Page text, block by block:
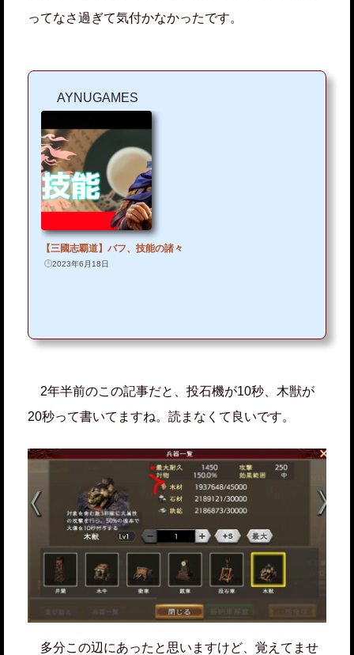
ってなさ過ぎて気付かなかったです。
AYNUGAMES
【三國志覇道】バフ、技能の諸々
2023年6月18日
2年半前のこの記事だと、投石機が10秒、木獣が
20秒って書いてますね。読まなくて良いです。
多分この辺にあったと思いますけど、覚えてませ